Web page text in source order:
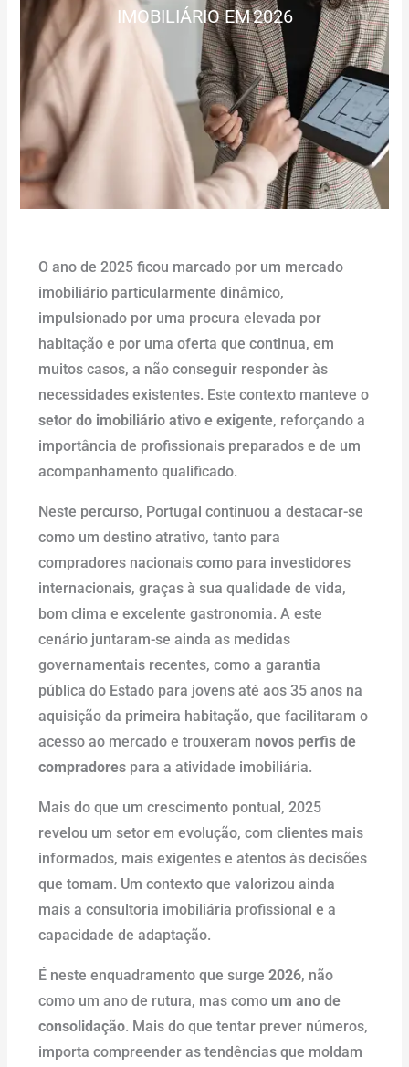
IMOBILIÁRIO EM 2026
O ano de 2025 ficou marcado por um mercado
imobiliário particularmente dinâmico,
impulsionado por uma procura elevada por
habitação e por uma oferta que continua, em
muitos casos, a não conseguir responder às
necessidades existentes. Este contexto manteve o
setor do imobiliário ativo e exigente, reforçando a
importância de profissionais preparados e de um
acompanhamento qualificado.
Neste percurso, Portugal continuou a destacar-se
como um destino atrativo, tanto para
compradores nacionais como para investidores
internacionais, graças à sua qualidade de vida,
bom clima e excelente gastronomia. A este
cenário juntaram-se ainda as medidas
governamentais recentes, como a garantia
pública do Estado para jovens até aos 35 anos na
aquisição da primeira habitação, que facilitaram o
acesso ao mercado e trouxeram novos perfis de
compradores para a atividade imobiliária.
Mais do que um crescimento pontual, 2025
revelou um setor em evolução, com clientes mais
informados, mais exigentes e atentos às decisões
que tomam. Um contexto que valorizou ainda
mais a consultoria imobiliária profissional e a
capacidade de adaptação.
É neste enquadramento que surge2026, não
como um ano de rutura, mas comoum ano de
consolidação. Mais do que tentar prever números,
importa compreender as tendências que moldam